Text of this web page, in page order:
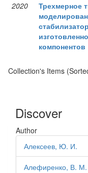
2020
Трехмерное
компонентов
Collection's Items
Discover
Author
Алексеев, Ю. И.
Алефиренко, В. М.